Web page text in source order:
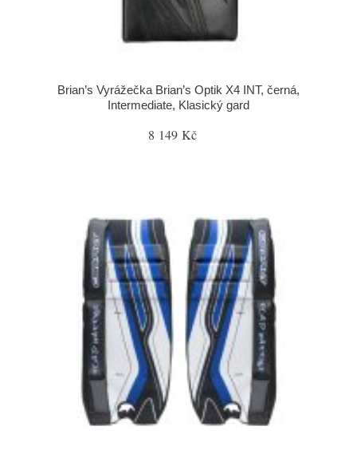
Brian’s Vyrážečka Brian’s Optik X4 INT, černá,
Intermediate, Klasický gard
8 149 Kč